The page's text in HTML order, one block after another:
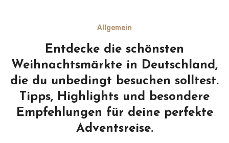
Allgemein
Entdecke die schönsten
Weihnachtsmärkte in Deutschland,
die du unbedingt besuchen solltest.
Tipps, Highlights und besondere
Empfehlungen für deine perfekte
Adventsreise.